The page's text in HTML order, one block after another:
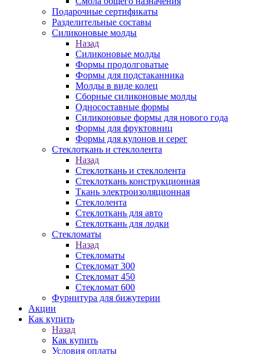
Подарочные сертификаты
Разделительные составы
Силиконовые молды
Назад
Силиконовые молды
Формы продолговатые
Формы для подстаканника
Молды в виде колец
Сборные силиконовые молды
Односоставные формы
Силиконовые формы для нового года
Формы для фруктовниц
Формы для кулонов и серег
Стеклоткань и стеклолента
Назад
Стеклоткань и стеклолента
Стеклоткань конструкционная
Ткань электроизоляционная
Стеклолента
Стеклоткань для авто
Стеклоткань для лодки
Стекломаты
Назад
Стекломаты
Стекломат 300
Стекломат 450
Стекломат 600
Фурнитура для бижутерии
Акции
Как купить
Назад
Как купить
Условия оплаты